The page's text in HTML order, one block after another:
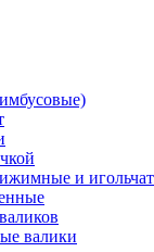
и
валики